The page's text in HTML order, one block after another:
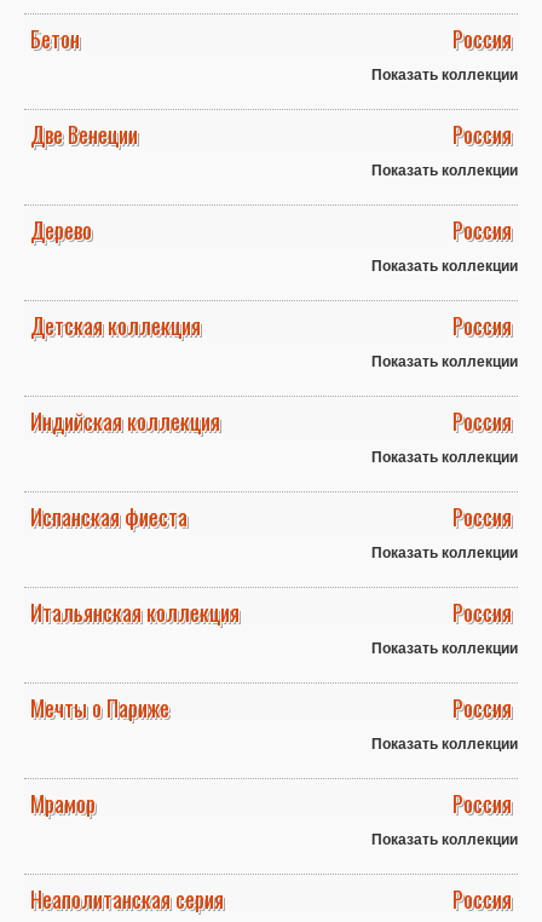
Бетон Россия
Показать коллекции
Две Венеции Россия
Показать коллекции
Дерево Россия
Показать коллекции
Детская коллекция Россия
Показать коллекции
Индийская коллекция Россия
Показать коллекции
Испанская фиеста Россия
Показать коллекции
Итальянская коллекция Россия
Показать коллекции
Мечты о Париже Россия
Показать коллекции
Мрамор Россия
Показать коллекции
Неаполитанская серия Россия